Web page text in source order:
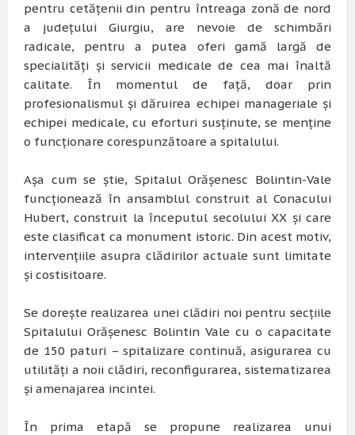
pentru cetățenii din pentru întreaga zonă de nord
a județului Giurgiu, are nevoie de schimbări
radicale, pentru a putea oferi gamă largă de
specialități și servicii medicale de cea mai înaltă
calitate. În momentul de față, doar prin
profesionalismul și dăruirea echipei manageriale și
echipei medicale, cu eforturi susținute, se menține
o funcționare corespunzătoare a spitalului.
Așa cum se știe, Spitalul Orășenesc Bolintin-Vale
funcționează în ansamblul construit al Conacului
Hubert, construit la începutul secolului XX și care
este clasificat ca monument istoric. Din acest motiv,
intervențiile asupra clădirilor actuale sunt limitate
și costisitoare.
Se dorește realizarea unei clădiri noi pentru secțiile
Spitalului Orășenesc Bolintin Vale cu o capacitate
de 150 paturi – spitalizare continuă, asigurarea cu
utilități a noii clădiri, reconfigurarea, sistematizarea
și amenajarea incintei.
În prima etapă se propune realizarea unui